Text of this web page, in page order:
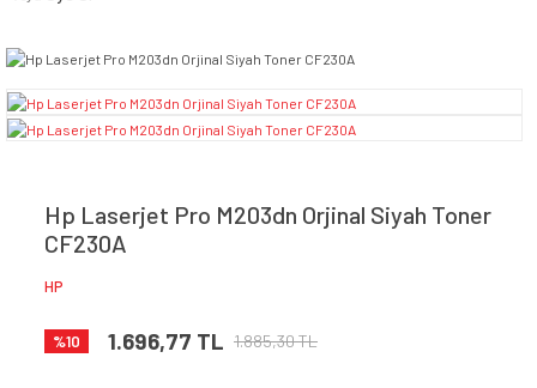
Hp Laserjet Pro M203dn Orjinal Siyah Toner
CF230A
HP
%10 1.696,77 TL 1.885,30 TL